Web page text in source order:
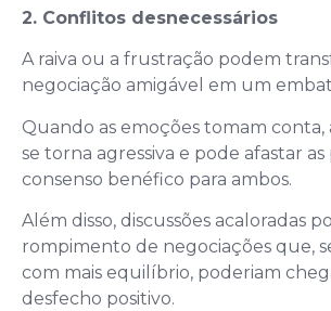
2. Conflitos desnecessários
A raiva ou a frustração podem
negociação amigável em um
Quando as emoções tomam conta,
se torna agressiva e pode afastar
consenso benéfico para ambos.
Além disso, discussões acaloradas
rompimento de negociações que,
com mais equilíbrio, poderiam
desfecho positivo.